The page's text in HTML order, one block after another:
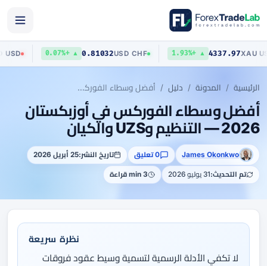
4337.97
▲ +1.93%
USD
0.81032
▲ +0.07%
AUD
الرئيسية المدونة دليل أفضل وسطاء الفوركس في أوزبكستان 2026 — التنظيم وUZS والكيان
أفضل وسطاء الفوركس في أوزبكستان
2026 — التنظيم وUZS والكيان
James Okonkwo 0 تعليق تاريخ النشر:25 أبريل 2026
تم التحديث:31 يوليو 2026 3 min قراءة
نظرة سريعة
لا تكفي الأدلة الرسمية لتسمية وسيط عقود فروقات